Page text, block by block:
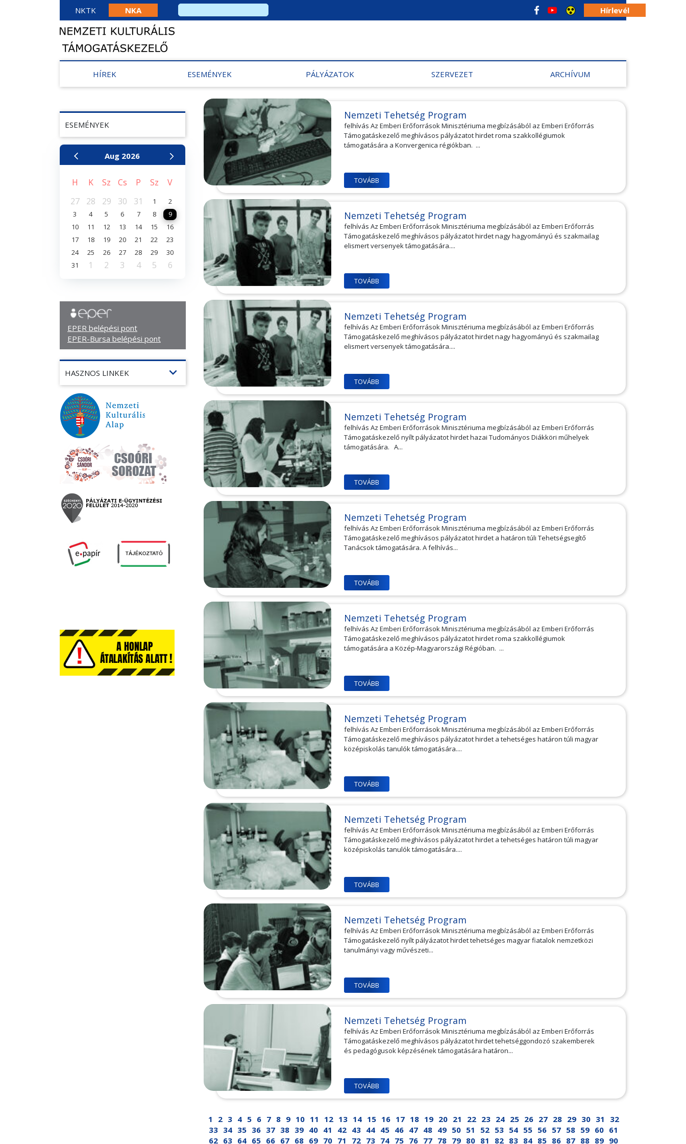
NKTK NKA Hírlevél
HÍREK ESEMÉNYEK PÁLYÁZATOK SZERVEZET ARCHÍVUM
ESEMÉNYEK
Aug 2026
H K Sz Cs P Sz
V
27
28 29 30 31 1
2
3
4 5 6 7 8
9
10
11 12 13 14 15
16
17
18 19 20 21 22
23
24
25 26 27 28 29
30
31
1 2 3 4 5 6
EPER belépési pont
EPER-Bursa belépési pont
HASZNOS LINKEK expand_more
Nemzeti Tehetség Program
felhívás Az Emberi Erőforrások Minisztériuma megbízásából az Emberi Erőforrás
Támogatáskezelő meghívásos pályázatot hirdet roma szakkollégiumok
támogatására a Konvergenica régiókban. ...
TOVÁBB
Nemzeti Tehetség Program
felhívás Az Emberi Erőforrások Minisztériuma megbízásából az Emberi Erőforrás
Támogatáskezelő meghívásos pályázatot hirdet nagy hagyományú és szakmailag
elismert versenyek támogatására....
TOVÁBB
Nemzeti Tehetség Program
felhívás Az Emberi Erőforrások Minisztériuma megbízásából az Emberi Erőforrás
Támogatáskezelő meghívásos pályázatot hirdet nagy hagyományú és szakmailag
elismert versenyek támogatására....
TOVÁBB
Nemzeti Tehetség Program
felhívás Az Emberi Erőforrások Minisztériuma megbízásából az Emberi Erőforrás
Támogatáskezelő nyílt pályázatot hirdet hazai Tudományos Diákköri műhelyek
támogatására. A...
TOVÁBB
Nemzeti Tehetség Program
felhívás Az Emberi Erőforrások Minisztériuma megbízásából az Emberi Erőforrás
Támogatáskezelő meghívásos pályázatot hirdet a határon túli Tehetségsegítő
Tanácsok támogatására. A felhívás...
TOVÁBB
Nemzeti Tehetség Program
felhívás Az Emberi Erőforrások Minisztériuma megbízásából az Emberi Erőforrás
Támogatáskezelő meghívásos pályázatot hirdet roma szakkollégiumok
támogatására a Közép-Magyarországi Régióban. ...
TOVÁBB
Nemzeti Tehetség Program
felhívás Az Emberi Erőforrások Minisztériuma megbízásából az Emberi Erőforrás
Támogatáskezelő meghívásos pályázatot hirdet a tehetséges határon túli magyar
középiskolás tanulók támogatására....
TOVÁBB
Nemzeti Tehetség Program
felhívás Az Emberi Erőforrások Minisztériuma megbízásából az Emberi Erőforrás
Támogatáskezelő meghívásos pályázatot hirdet a tehetséges határon túli magyar
középiskolás tanulók támogatására....
TOVÁBB
Nemzeti Tehetség Program
felhívás Az Emberi Erőforrások Minisztériuma megbízásából az Emberi Erőforrás
Támogatáskezelő nyílt pályázatot hirdet tehetséges magyar fiatalok nemzetközi
tanulmányi vagy művészeti...
TOVÁBB
Nemzeti Tehetség Program
felhívás Az Emberi Erőforrások Minisztériuma megbízásából az Emberi Erőforrás
Támogatáskezelő meghívásos pályázatot hirdet tehetséggondozó szakemberek
és pedagógusok képzésének támogatására határon...
TOVÁBB
1 2 3 4 5 6 7 8 9 10 11 12 13 14 15 16 17 18 19 20 21 22 23 24 25 26 27 28 29 30 31
32
33 34 35 36 37 38 39 40 41 42 43 44 45 46 47 48 49 50 51 52 53 54 55 56 57 58 59 60 61
62 63 64 65 66 67 68 69 70 71 72 73 74 75 76 77 78 79 80 81 82 83 84 85 86 87 88 89 90